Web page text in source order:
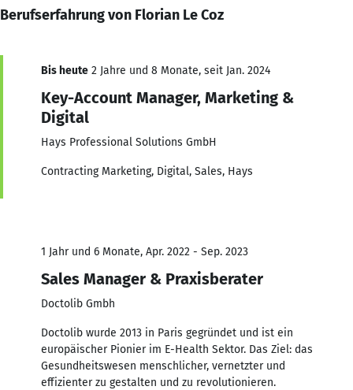
Berufserfahrung von Florian Le Coz
Bis heute 2 Jahre und 8 Monate, seit Jan. 2024
Key-Account Manager, Marketing &
Digital
Hays Professional Solutions GmbH
Contracting Marketing, Digital, Sales, Hays
1 Jahr und 6 Monate, Apr. 2022 - Sep. 2023
Sales Manager & Praxisberater
Doctolib Gmbh
Doctolib wurde 2013 in Paris gegründet und ist ein
europäischer Pionier im E-Health Sektor. Das Ziel: das
Gesundheitswesen menschlicher, vernetzter und
effizienter zu gestalten und zu revolutionieren.